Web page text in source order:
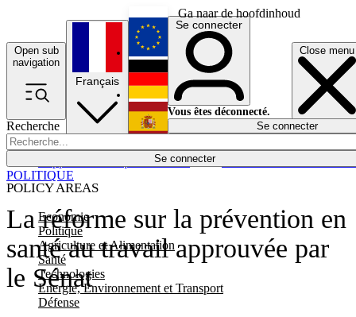
Ga naar de hoofdinhoud
Open sub
navigation
Close menu
Recherche
Se connecter
POLICY AREAS
Economie
Politique
Agriculture et Alimentation
Santé
Technologies
Energie, Environnement et Transport
Défense
Économie
Français
English
Deutsch
Español
Se connecter
Vous êtes déconnecté.
Se connecter
La réforme sur la prévention en
santé au travail approuvée par
le Sénat
POLITIQUE